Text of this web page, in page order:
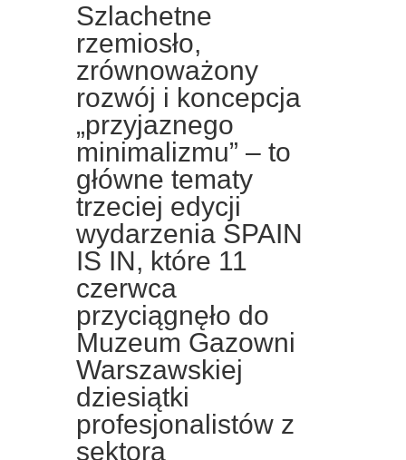
Szlachetne
rzemiosło,
zrównoważony
rozwój i koncepcja
„przyjaznego
minimalizmu” – to
główne tematy
trzeciej edycji
wydarzenia SPAIN
IS IN, które 11
czerwca
przyciągnęło do
Muzeum Gazowni
Warszawskiej
dziesiątki
profesjonalistów z
sektora